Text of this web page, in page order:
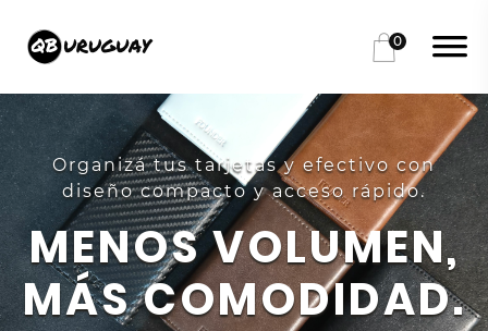
0
Organizá tus tarjetas y efectivo con
diseño compacto y acceso rápido.
MENOS VOLUMEN,
MÁS COMODIDAD.